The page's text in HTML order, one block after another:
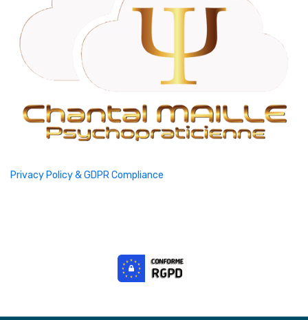
Privacy Policy & GDPR Compliance